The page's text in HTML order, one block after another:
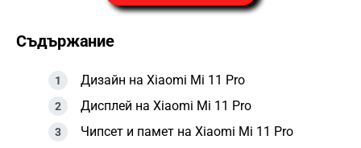
Съдържание
Дизайн на Xiaomi Mi 11 Pro
Дисплей на Xiaomi Mi 11 Pro
Чипсет и памет на Xiaomi Mi 11 Pro